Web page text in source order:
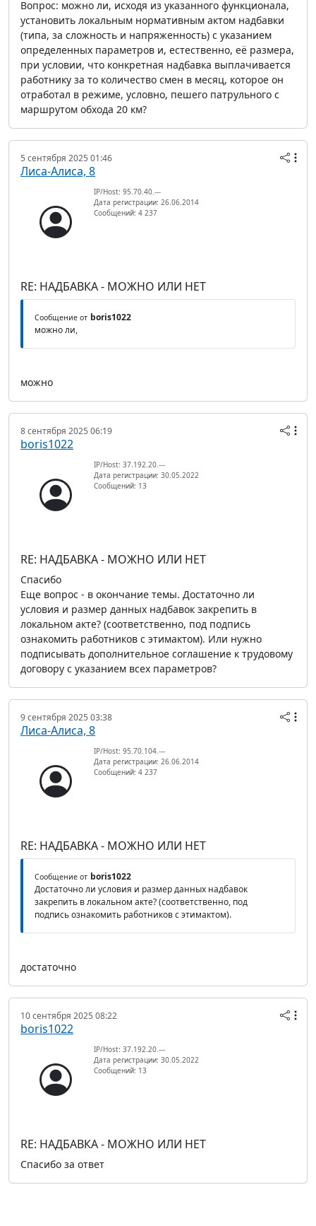
Вопрос: можно ли, исходя из указанного функционала,
установить локальным нормативным актом надбавки
(типа, за сложность и напряженность) с указанием
определенных параметров и, естественно, её размера,
при условии, что конкретная надбавка выплачивается
работнику за то количество смен в месяц, которое он
отработал в режиме, условно, пешего патрульного с
маршрутом обхода 20 км?
5 сентября 2025 01:46
Лиса-Алиса, 8
IP/Host: 95.70.40.---
Дата регистрации: 26.06.2014
Сообщений: 4 237
RE: НАДБАВКА - МОЖНО ИЛИ НЕТ
Сообщение от boris1022
можно ли,
можно
8 сентября 2025 06:19
boris1022
IP/Host: 37.192.20.---
Дата регистрации: 30.05.2022
Сообщений: 13
RE: НАДБАВКА - МОЖНО ИЛИ НЕТ
Спасибо
Еще вопрос - в окончание темы. Достаточно ли
условия и размер данных надбавок закрепить в
локальном акте? (соответственно, под подпись
ознакомить работников с этимактом). Или нужно
подписывать дополнительное соглашение к трудовому
договору с указанием всех параметров?
9 сентября 2025 03:38
Лиса-Алиса, 8
IP/Host: 95.70.104.---
Дата регистрации: 26.06.2014
Сообщений: 4 237
RE: НАДБАВКА - МОЖНО ИЛИ НЕТ
Сообщение от boris1022
Достаточно ли условия и размер данных надбавок
закрепить в локальном акте? (соответственно, под
подпись ознакомить работников с этимактом).
достаточно
10 сентября 2025 08:22
boris1022
IP/Host: 37.192.20.---
Дата регистрации: 30.05.2022
Сообщений: 13
RE: НАДБАВКА - МОЖНО ИЛИ НЕТ
Спасибо за ответ